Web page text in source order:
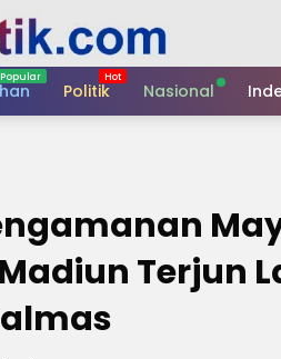
Politik Nasional
Terjun